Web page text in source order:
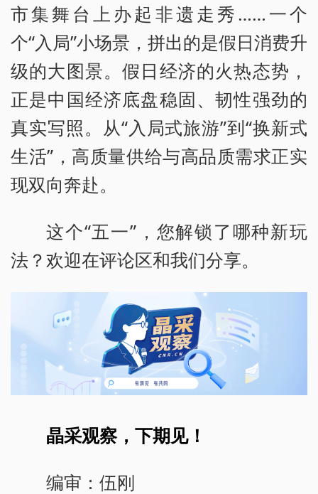
市集舞台上办起非遗走秀……一个
个“入局”小场景，拼出的是假日消费升
级的大图景。假日经济的火热态势，
正是中国经济底盘稳固、韧性强劲的
真实写照。从“入局式旅游”到“换新式
生活”，高质量供给与高品质需求正实
现双向奔赴。
这个“五一”，您解锁了哪种新玩
法？欢迎在评论区和我们分享。
晶采观察，下期见！
编审：伍刚